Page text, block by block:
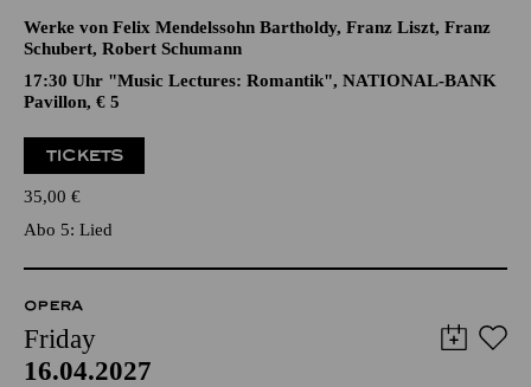
Werke von Felix Mendelssohn Bartholdy, Franz Liszt, Franz
Schubert, Robert Schumann
17:30 Uhr "Music Lectures: Romantik", NATIONAL-BANK
Pavillon, € 5
TICKETS
35,00 €
Abo 5: Lied
OPERA
Friday
16.04.2027